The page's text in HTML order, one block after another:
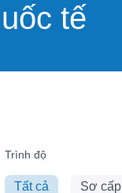
tế
Trình độ
Tất cả Sơ cấp